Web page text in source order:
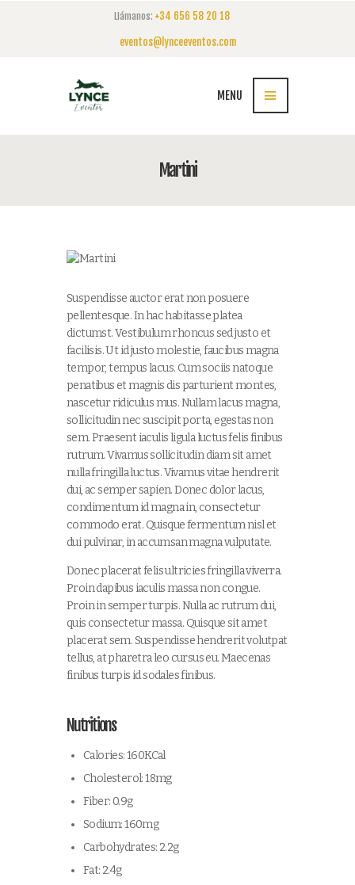
Llámanos: +34 656 58 20 18
eventos@lynceeventos.com
MENU
Martini
Suspendisse auctor erat non posuere
pellentesque. In hac habitasse platea
dictumst. Vestibulum rhoncus sed justo et
facilisis. Ut id justo molestie, faucibus magna
tempor, tempus lacus. Cum sociis natoque
penatibus et magnis dis parturient montes,
nascetur ridiculus mus. Nullam lacus magna,
sollicitudin nec suscipit porta, egestas non
sem. Praesent iaculis ligula luctus felis finibus
rutrum. Vivamus sollicitudin diam sit amet
nulla fringilla luctus. Vivamus vitae hendrerit
dui, ac semper sapien. Donec dolor lacus,
condimentum id magna in, consectetur
commodo erat. Quisque fermentum nisl et
dui pulvinar, in accumsan magna vulputate.
Donec placerat felis ultricies fringilla viverra.
Proin dapibus iaculis massa non congue.
Proin in semper turpis. Nulla ac rutrum dui,
quis consectetur massa. Quisque sit amet
placerat sem. Suspendisse hendrerit volutpat
tellus, at pharetra leo cursus eu. Maecenas
finibus turpis id sodales finibus.
Nutritions
Calories: 160KCal
Cholesterol: 18mg
Fiber: 0.9g
Sodium: 160mg
Carbohydrates: 2.2g
Fat: 2.4g